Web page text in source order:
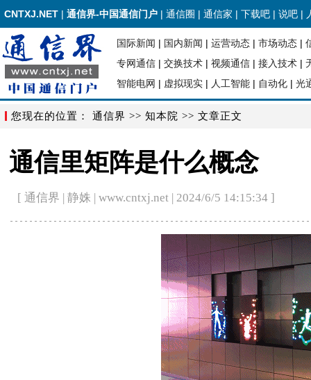
CNTXJ.NET | 通信界-中国通信门户 | 通信圈 | 通信家 | 下载吧 | 说吧 |
国际新闻 | 国内新闻 | 运营动态 | 市场动态 |
专网通信 | 交换技术 | 视频通信 | 接入技术 |
智能电网 | 虚拟现实 | 人工智能 | 自动化 | 光
您现在的位置： 通信界 >> 知本院 >> 文章正文
通信里矩阵是什么概念
[ 通信界 | 静姝 | www.cntxj.net | 2024/6/5 14:15:34 ]